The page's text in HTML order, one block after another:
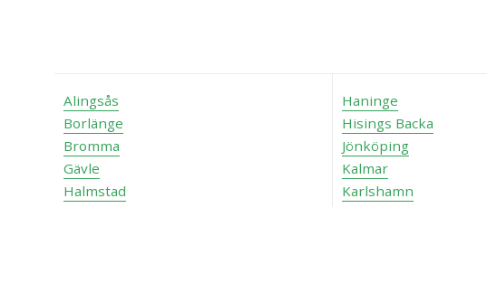
Alingsås
Borlänge
Bromma
Gävle
Halmstad
Haninge
Hisings Backa
Jönköping
Kalmar
Karlshamn